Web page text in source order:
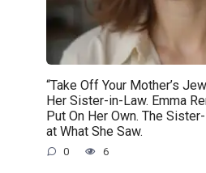
“Take Off Your Mother’s
Her Sister-in-Law. Emma
Put On Her Own. The
at What She Saw.
0 6